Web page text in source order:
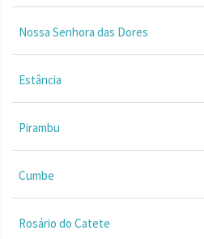
Nossa Senhora das Dores
Estância
Pirambu
Cumbe
Rosário do Catete